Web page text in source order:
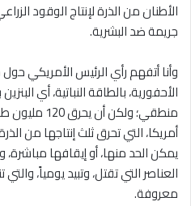
الأطنان من الذرة لإنتاج الوقود
جريمة ضد البشرية.
وأنا أتفهم رأي الرئيس الأمريكي
الأحفورية، بالطاقة النباتية، أي
منطقي؛
أمريكا، التي تحرق ثلث إنتاجها من
يمكن الحد منها، أو إيقافها
العناصر التي تقتل، وتبيد يومياً،
معروفة.